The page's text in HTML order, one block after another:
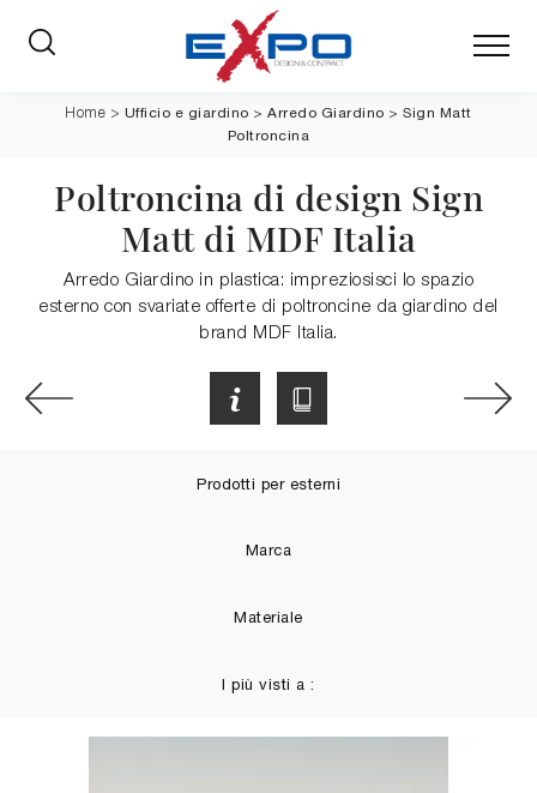
Home > Ufficio e giardino >Arredo Giardino >Sign Matt
Poltroncina
Poltroncina di design Sign
Matt di MDF Italia
Arredo Giardino in plastica: impreziosisci lo spazio
esterno con svariate offerte di poltroncine da giardino del
brand MDF Italia.
Prodotti per esterni
Marca
Materiale
I più visti a :